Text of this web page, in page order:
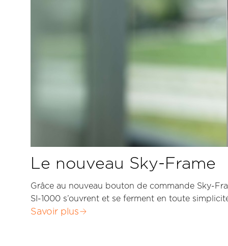
Le nouveau Sky-Frame
Grâce au nouveau bouton de commande Sky-
SI-1000 s’ouvrent et se ferment en toute
Savoir plus